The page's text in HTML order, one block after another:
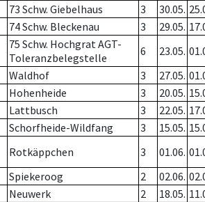
73 Schw. Giebelhaus 3 30.05.
74 Schw. Bleckenau 3 29.05.
75 Schw. Hochgrat AGT-
Toleranzbelegstelle
6 23.05.
Waldhof 3 27.05.
Hohenheide 3 20.05.
Lattbusch 3 22.05.
Schorfheide-Wildfang 3 15.05.
Rotkäppchen 3 01.06.
Spiekeroog 2 02.06.
Neuwerk 2 18.05.